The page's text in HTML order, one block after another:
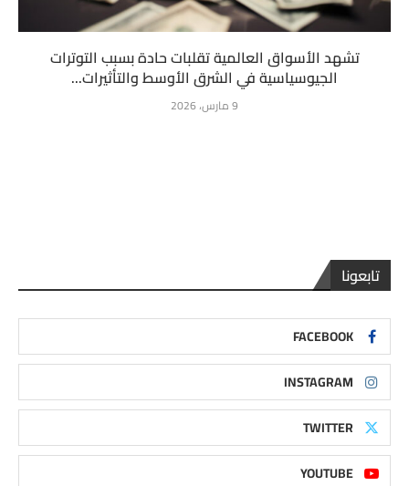
تشهد الأسواق العالمية تقلبات حادة بسبب التوترات
الجيوسياسية في الشرق الأوسط والتأثيرات...
9 مارس، 2026
تابعونا
FACEBOOK
INSTAGRAM
TWITTER
YOUTUBE